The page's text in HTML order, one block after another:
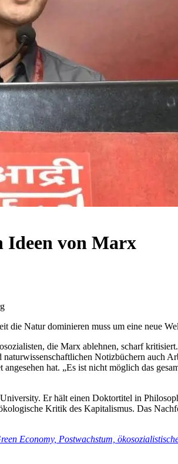
Ideen von Marx
Natur dominieren muss um eine neue
die Marx ablehnen, scharf
Notizbüchern auch
hat. „Es ist nicht möglich das
Er hält einen Doktortitel in
Kritik des Kapitalismus. Das
Economy, Postwachstum,